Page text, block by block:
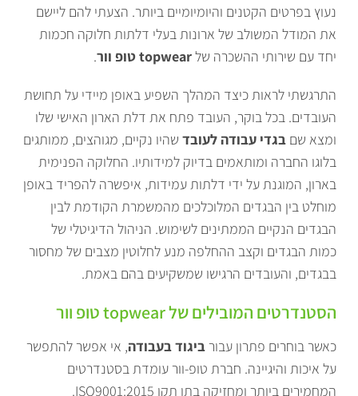
נעוץ בפרטים הקטנים והיומיומיים ביותר. הצעתי להם ליישם
את המודל המשולב של ארונות בעלי דלתות חלוקה חכמות
יחד עם שירותי ההשכרה שלtopwear טופ וור .
התרגשתי לראות כיצד המהלך השפיע באופן מיידי על תחושת
העובדים. בכל בוקר, העובד פתח את דלת הארון האישי שלו
ומצא שם בגדי עבודה לעובדשהיו נקיים, מגוהצים, ממותגים
בלוגו החברה ומותאמים בדיוק למידותיו. החלוקה הפנימית
בארון, המוגנת על ידי דלתות עמידות, איפשרה להפריד באופן
מוחלט בין הבגדים המלוכלכים מהמשמרת הקודמת לבין
הבגדים הנקיים הממתינים לשימוש. הניהול הדיגיטלי של
כמות הבגדים וקצב ההחלפה מנע לחלוטין מצבים של מחסור
בבגדים, והעובדים הרגישו שמשקיעים בהם באמת.
הסטנדרטים המובילים של topwear טופ וור
כאשר בוחרים פתרון עבורביגוד בעבודה, אי אפשר להתפשר
על איכות והיגיינה. חברת טופ-וור עומדת בסטנדרטים
המחמירים ביותר ומחזיקה בתו תקן ISO9001:2015.